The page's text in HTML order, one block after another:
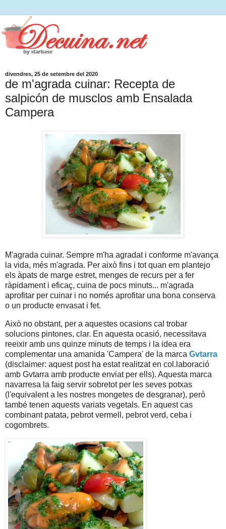
divendres, 25 de setembre del 2020
de m'agrada cuinar: Recepta de
salpicón de musclos amb Ensalada
Campera
M'agrada cuinar. Sempre m'ha agradat i conforme m'avança
la vida, més m'agrada. Per això fins i tot quan em plantejo
els àpats de marge estret, menges de recurs per a fer
ràpidament i eficaç, cuina de pocs minuts... m'agrada
aprofitar per cuinar i no només aprofitar una bona conserva
o un producte envasat i fet.
Això no obstant, per a aquestes ocasions cal trobar
solucions pintones, clar. En aquesta ocasió, necessitava
reeixir amb uns quinze minuts de temps i la idea era
complementar una amanida 'Campera' de la marca Gvtarra
(disclaimer: aquest post ha estat realitzat en col.laboració
amb Gvtarra amb producte enviat per ells). Aquesta marca
navarresa la faig servir sobretot per les seves potxas
(l'equivalent a les nostres mongetes de desgranar), però
també tenen aquests variats vegetals. En aquest cas
combinant patata, pebrot vermell, pebrot verd, ceba i
cogombrets.